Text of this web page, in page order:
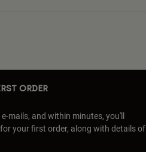
ORDER
mails, and within minutes, you'll
your first order, along with details of